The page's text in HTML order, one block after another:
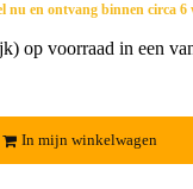
nu en ontvang binnen circa 6
op voorraad in een
In mijn winkelwagen